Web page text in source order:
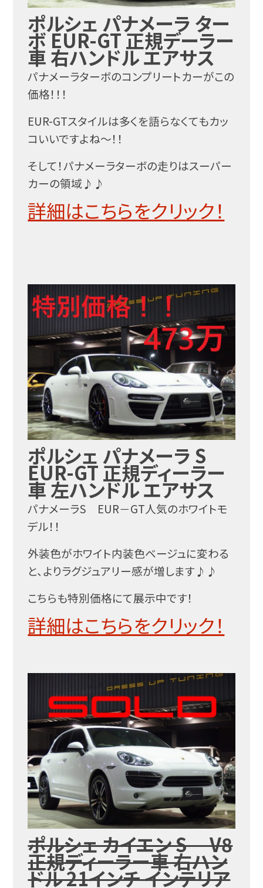
ポルシェ パナメーラ ター
ボ EUR-GT 正規デーラー
車 右ハンドル エアサス
パナメーラターボのコンプリートカーがこの
価格！！！
EUR-GTスタイルは多くを語らなくてもカッ
コいいですよね～！！
そして！パナメーラターボの走りはスーパー
カーの領域♪♪
詳細はこちらをクリック！
ポルシェ パナメーラ S
EUR-GT 正規ディーラー
車 左ハンドル エアサス
パナメーラS EUR－GT人気のホワイトモ
デル！！
外装色がホワイト内装色ベージュに変わる
と、よりラグジュアリー感が増します♪♪
こちらも特別価格にて展示中です！
詳細はこちらをクリック！
ポルシェ カイエン S V8
正規ディーラー車 右ハン
ドル 21インチ インテリア